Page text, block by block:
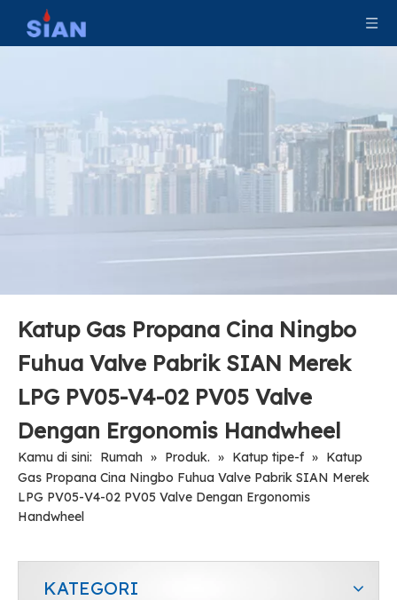
Katup Gas Propana Cina Ningbo
Fuhua Valve Pabrik SIAN Merek
LPG PV05-V4-02 PV05 Valve
Dengan Ergonomis Handwheel
Kamu di sini: Rumah » Produk. » Katup tipe-f » Katup
Gas Propana Cina Ningbo Fuhua Valve Pabrik SIAN Merek
LPG PV05-V4-02 PV05 Valve Dengan Ergonomis
Handwheel
KATEGORI
Katup LPG Silinder Gas Seng Kuningan Kompak